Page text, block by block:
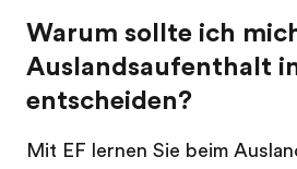
Warum sollte ich
Auslandsaufenthalt
entscheiden?
Mit EF lernen Sie beim